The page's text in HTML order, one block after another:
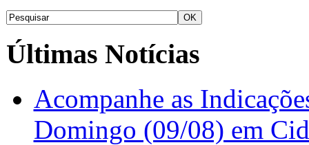
Últimas Notícias
Acompanhe as
Domingo (09/08) em